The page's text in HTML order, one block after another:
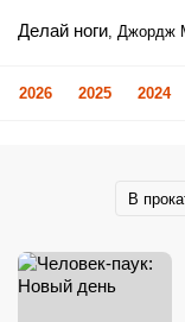
Делай ноги, Джордж
2026 2025 2024
В